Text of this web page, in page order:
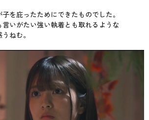
を庇ったためにできたものでした。
いがたい強い執着とも取れるような
ねむ。